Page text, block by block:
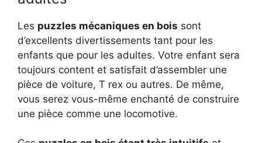
Les puzzles mécaniques en bois sont
d’excellents divertissements tant pour les
enfants que pour les adultes. Votre enfant sera
toujours content et satisfait d’assembler une
pièce de voiture, T rex ou autres. De même,
vous serez vous-même enchanté de construire
une pièce comme une locomotive.